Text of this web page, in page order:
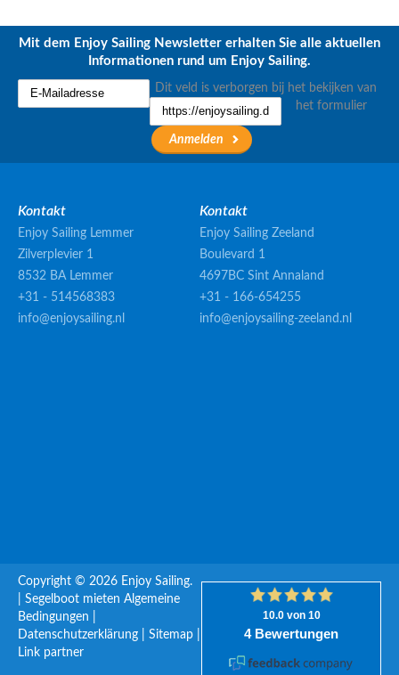
Mit dem Enjoy Sailing Newsletter erhalten Sie alle aktuellen
Informationen rund um Enjoy Sailing.
Dit veld is verborgen bij het bekijken van
het formulier
Kontakt
Enjoy Sailing Lemmer
Zilverplevier 1
8532 BA Lemmer
+31 - 514568383
info@enjoysailing.nl
Kontakt
Enjoy Sailing Zeeland
Boulevard 1
4697BC Sint Annaland
+31 - 166-654255
info@enjoysailing-zeeland.nl
Copyright © 2026 Enjoy Sailing.
Segelboot mieten Algemeine
Bedingungen
Datenschutzerklärung
Sitemap
Link partner